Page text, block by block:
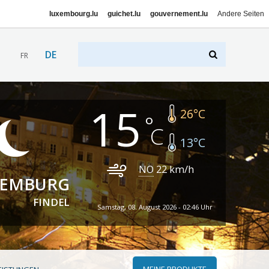
luxembourg.lu guichet.lu gouvernement.lu Andere Seiten
FR DE
FINDEL
15 26°C
13°C
NO 22km/h
Samstag, 08. August 2026 - 02:46 Uhr